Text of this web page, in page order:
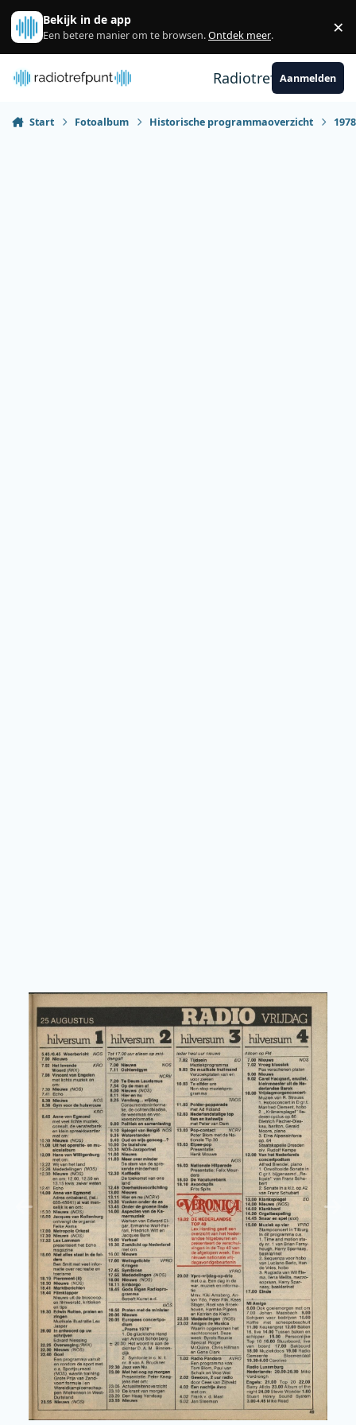
Spring naar bijdragen
Bekijk in de app
Een betere manier om te browsen.Ontdek meer. ×
RadiotrefpuntAanmelden
Start Fotoalbum Historische programmaoverzicht 1978